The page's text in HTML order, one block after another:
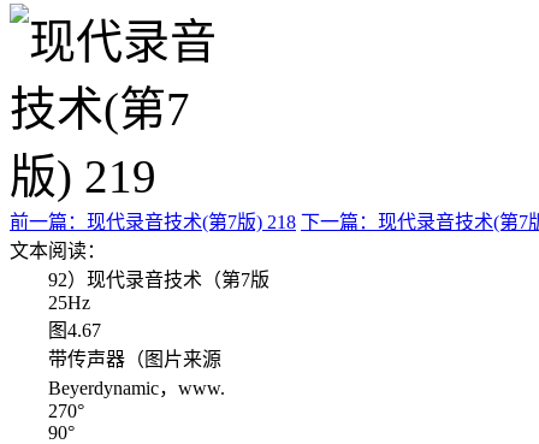
前一篇：现代录音技术(第7版) 218 下一篇：现代录音技术(第7
文本阅读：
92）现代录音技术（第7版
25Hz
图4.67
带传声器（图片来源
Beyerdynamic，www.
270°
90°